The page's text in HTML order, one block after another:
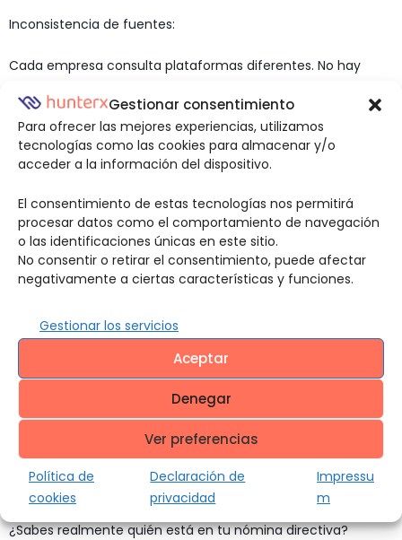
Gestionar consentimiento
Para ofrecer las mejores experiencias, utilizamos
tecnologías como las cookies para almacenar y/o
acceder a la información del dispositivo.
El consentimiento de estas tecnologías nos permitirá
procesar datos como el comportamiento de navegación
o las identificaciones únicas en este sitio.
No consentir o retirar el consentimiento, puede afectar
negativamente a ciertas características y funciones.
Gestionar los servicios
Aceptar
Denegar
Ver preferencias
Política de
cookies
Declaración de
privacidad
Impressu
m
Inconsistencia de fuentes:
Cada empresa consulta plataformas diferentes. No hay
Rama Judicial que no aparecen en plataformas privadas.
Información desactualizada:
contratación. Seis meses después, esa información está
obsoleta.
Falta de supervisión continua:
En cargos directivos hay autonomía casi total. El gerente del
Tolima pudo desactivar sistemas de seguridad sin que nadie
lo cuestionara porque tenía autoridad para hacerlo.
Sin integración con supervisión operativa:
Aunque alguien haya verificado antecedentes, esa
información no se integra en los sistemas de monitoreo
operativo.
¿Sabes realmente quién está en tu nómina directiva?